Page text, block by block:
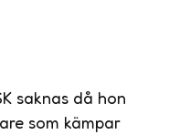
saknas då hon
som kämpar